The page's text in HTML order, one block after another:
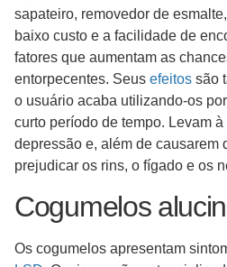
sapateiro, removedor de
baixo custo e a facilidade de
fatores que aumentam as
entorpecentes. Seus efeitos são
o usuário acaba utilizando-os
curto período de tempo. Levam
depressão e, além de causarem
prejudicar os rins, o fígado e os
Cogumelos
Os cogumelos apresentam